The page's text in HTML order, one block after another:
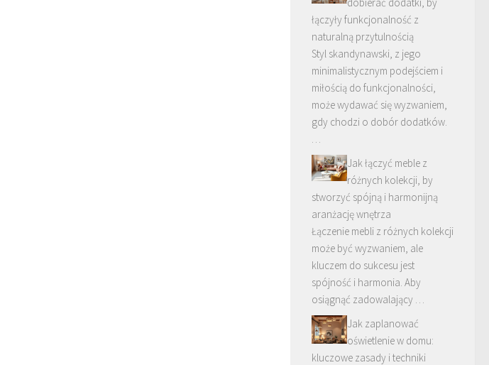
łączyły funkcjonalność z
naturalną przytulnością
Styl skandynawski, z jego
minimalistycznym podejściem i
miłością do funkcjonalności,
może wydawać się wyzwaniem,
gdy chodzi o dobór dodatków.
…
Jak łączyć meble z
różnych kolekcji, by
stworzyć spójną i harmonijną
aranżację wnętrza
Łączenie mebli z różnych kolekcji
może być wyzwaniem, ale
kluczem do sukcesu jest
spójność i harmonia. Aby
osiągnąć zadowalający …
Jak zaplanować
oświetlenie w domu:
kluczowe zasady i techniki